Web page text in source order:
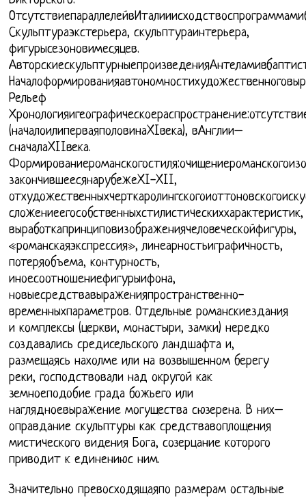
Скульптураэкстерьера, скульптураинтерьера,
фигурысезоновимесяцев.
Рельеф
(началоилиперваяполовинаXIвека), вАнглии–
сначалаXIIвека.
закончившеесянарубежеXI-XII,
сложениеегособственныхстилистическиххарактеристик,
выработкапринциповизображениячеловеческойфигуры,
«романскаяэкспрессия», линеарностьиграфичность,
потеряобъема, контурность,
иноесоотношениефигурыифона,
новыесредствавыраженияпространственно-
временныхпараметров. Отдельные романскиездания
и комплексы (церкви, монастыри, замки) нередко
создавались средисельского ландшафта и,
размещаясь нахолме или на возвышенном берегу
реки, господствовали над округой как
земноеподобие града божьего или
наглядноевыражение могущества сюзерена. В них–
оправдание скульптуры как средствавоплощения
мистического видения Бога, созерцание которого
приводит к единениюс ним.
Значительно превосходящаяпо размерам остальные